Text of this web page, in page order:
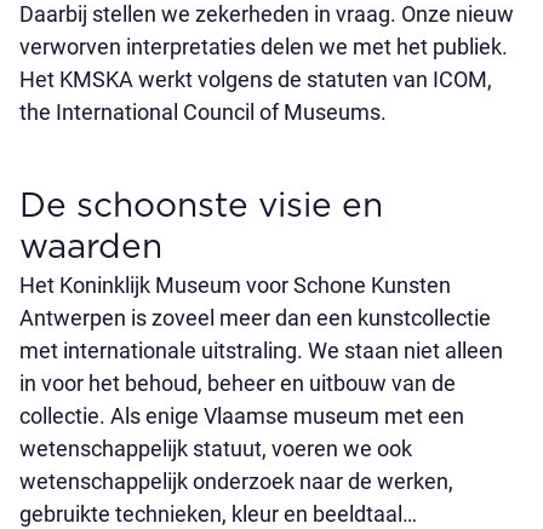
Daarbij stellen we zekerheden in vraag. Onze nieuw
verworven interpretaties delen we met het publiek.
Het KMSKA werkt volgens de statuten van ICOM,
the International Council of Museums.
De schoonste visie en
waarden
Het Koninklijk Museum voor Schone Kunsten
Antwerpen is zoveel meer dan een kunstcollectie
met internationale uitstraling. We staan niet alleen
in voor het behoud, beheer en uitbouw van de
collectie. Als enige Vlaamse museum met een
wetenschappelijk statuut, voeren we ook
wetenschappelijk onderzoek naar de werken,
gebruikte technieken, kleur en beeldtaal…